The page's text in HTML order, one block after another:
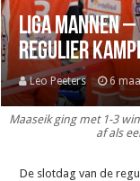
Liga mannen
regulier
Leo Peeters 6
Maaseik ging met 1-3
af als
De slotdag van de